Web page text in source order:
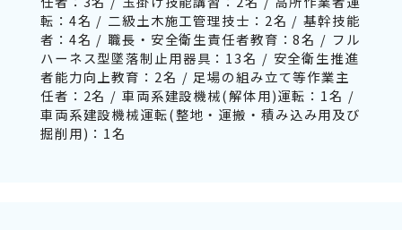
転：4名 / 二級土木施工管理技士：2名 / 基幹技能
者：4名 / 職長・安全衛生責任者教育：8名 / フル
ハーネス型墜落制止用器具：13名 / 安全衛生推進
者能力向上教育：2名 / 足場の組み立て等作業主
任者：2名 / 車両系建設機械(解体用)運転：1名 /
車両系建設機械運転(整地・運搬・積み込み用及び
掘削用)：1名